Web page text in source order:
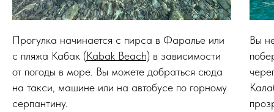
Прогулка начинается с пирса в Фаралье или
с пляжа Кабак (Kabak Beach) в зависимости
от погоды в море. Вы можете добраться сюда
на такси, машине или на автобусе по горному
серпантину.
Вы